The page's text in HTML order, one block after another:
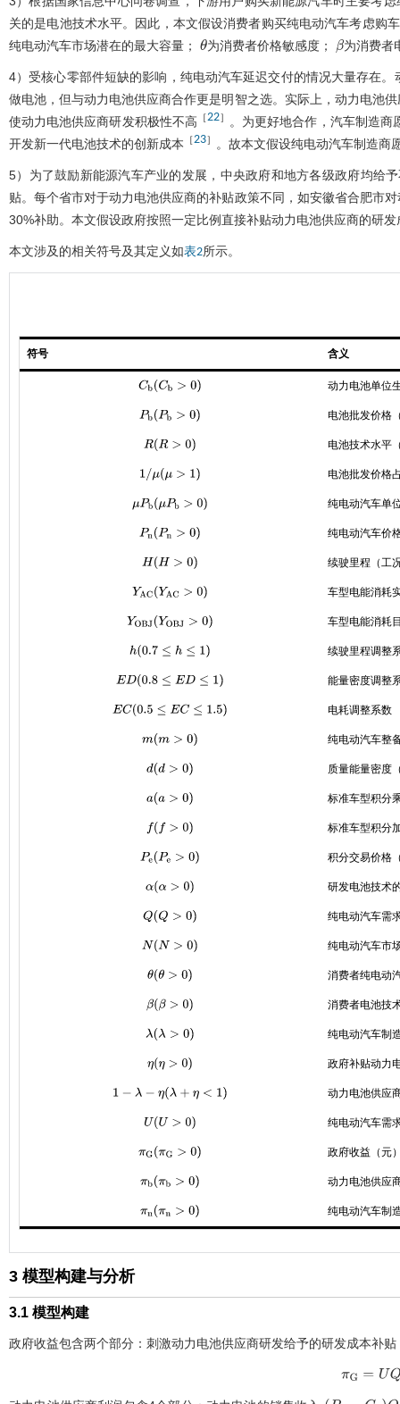
关的是电池技术水平。因此，本文假设消费者购买纯电动汽车考虑购
纯电动汽车市场潜在的最大容量；
θ为消费者价格敏感度； β为消费者
4）受核心零部件短缺的影响，纯电动汽车延迟交付的情况大量存在
做电池，但与动力电池供应商合作更是明智之选。实际上，动力电池
使动力电池供应商研发积极性不高 ［22］
。为更好地合作，汽车制造
开发新一代电池技术的创新成本 ［23］ 。故本文假设纯电动汽车制造商
5）为了鼓励新能源汽车产业的发展，中央政府和地方各级政府均给
贴。每个省市对于动力电池供应商的补贴政策不同，如安徽省合肥市
30%补助。本文假设政府按照一定比例直接补贴动力电池供应商的研发
本文涉及的相关符号及其定义如表2所示。
符号 含义
Cb( Cb> 0) 动力电池单位
Pb(Pb> 0) 电池批发价格
R(R> 0) 电池技术水平
1/μ(μ>1 ) 电池批发价格
μPb(μPb> 0) 纯电动汽车单
Pn (Pn> 0) 纯电动汽车价
H( H> 0) 续驶里程（工
YAC( YAC>0) 车型电能消耗
YOBJ( YOBJ >0 ) 车型电能消耗
h(0.7≤ h≤ 1) 续驶里程调整
ED(0.8≤ED ≤1) 能量密度调整
EC(0.5≤EC ≤1.5) 电耗调整系数
m(m> 0) 纯电动汽车整
d(d> 0) 质量能量密度
a(a> 0) 标准车型积分
f(f>0 ) 标准车型积分
Pe(Pe >0) 积分交易价格
α(α> 0) 研发电池技术
Q(Q> 0) 纯电动汽车需
N( N> 0) 纯电动汽车市
θ(θ>0) 消费者纯电动
β(β> 0) 消费者电池技
λ(λ> 0) 纯电动汽车制
η(η>0) 政府补贴动力
1 λ- η(λ+η<1) 动力电池供应
U(U> 0) 纯电动汽车需
πG(πG>0) 政府收益（元
πb(πb >0) 动力电池供应
πn (πn >0) 纯电动汽车制
3 模型构建与分析
3.1 模型构建
政府收益包含两个部分：刺激动力电池供应商研发给予的研发成本补贴
πG =U Q-η